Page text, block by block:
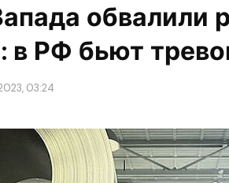
обвалили
в РФ бьют
03:24